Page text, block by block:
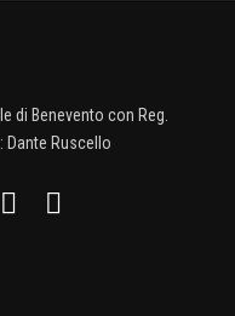
di Benevento con Reg.
Dante Ruscello